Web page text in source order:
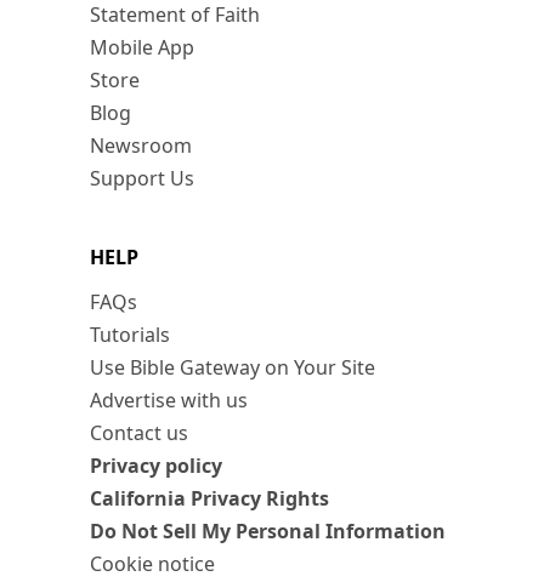
Statement of Faith
Mobile App
Store
Blog
Newsroom
Support Us
HELP
FAQs
Tutorials
Use Bible Gateway on Your Site
Advertise with us
Contact us
Privacy policy
California Privacy Rights
Do Not Sell My Personal Information
Cookie notice